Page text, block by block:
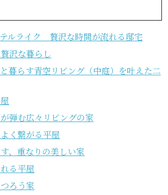
ルライク 贅沢な時間が流れる邸宅
沢な暮らし
暮らす青空リビング（中庭）を叶えた二
弾む広々リビングの家
く繋がる平屋
、重なりの美しい家
る平屋
ろう家